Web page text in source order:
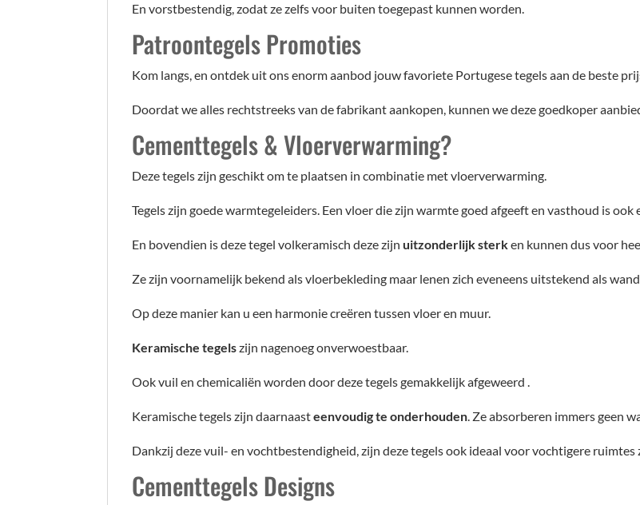
En vorstbestendig, zodat ze zelfs voor buiten toegepast kunnen worden.
PatroontegelsPromoties
Kom langs, en ontdek uit ons enorm aanbod jouw favoriete Portugese tegels aan de beste
Doordat we alles rechtstreeks van de fabrikant aankopen, kunnen we deze goedkoper
Cementtegels & Vloerverwarming?
Deze tegels zijn geschikt om te plaatsen in combinatie met vloerverwarming.
Tegels zijn goede warmtegeleiders. Een vloer die zijn warmte goed afgeeft en vasthoud is ook
En bovendien is deze tegel volkeramisch deze zijn uitzonderlijk sterken kunnen dus voor
Ze zijn voornamelijk bekend als vloerbekleding maar lenen zich eveneens uitstekend als
Op deze manier kan u een harmonie creëren tussen vloer en muur.
Keramische tegelszijn nagenoeg onverwoestbaar.
Ook vuil en chemicaliën worden door deze tegels gemakkelijk afgeweerd .
Keramische tegels zijn daarnaasteenvoudig te onderhouden. Ze absorberen immers geen
Dankzij deze vuil- en vochtbestendigheid, zijn deze tegels ook ideaal voor vochtigere ruimtes
Cementtegels Designs